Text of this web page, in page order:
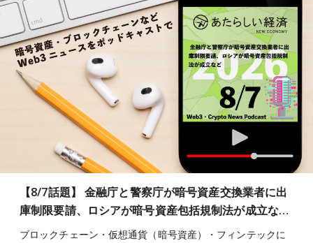
【8/7話題】 金融庁と警察庁が暗号資産交換業者に出
庫制限要請、ロシアが暗号資産包括規制法が成立な…
ブロックチェーン・仮想通貨（暗号資産）・フィンテックに